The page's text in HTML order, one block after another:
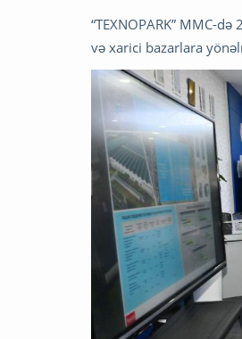
“TEXNOPARK” MMC-
və xarici bazarlara